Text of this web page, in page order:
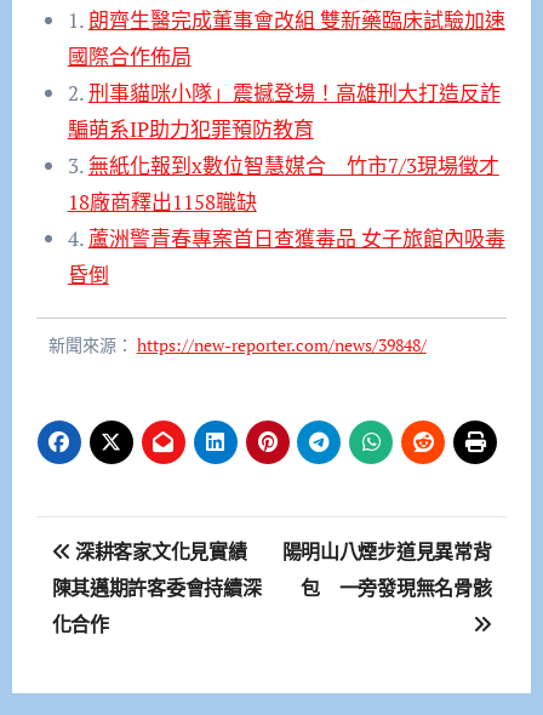
1. 朗齊生醫完成董事會改組 雙新藥臨床試驗加速
國際合作佈局
2.刑事貓咪小隊」震撼登場！高雄刑大打造反詐
騙萌系IP助力犯罪預防教育
3.無紙化報到x數位智慧媒合 竹市7/3現場徵才
18廠商釋出1158職缺
4. 蘆洲警青春專案首日查獲毒品 女子旅館內吸毒
昏倒
新聞來源： https://new-reporter.com/news/39848/
文
章
導
覽
深耕客家文化見實績
陳其邁期許客委會持續深
化合作
陽明山八煙步道見異常背
包 一旁發現無名骨骸